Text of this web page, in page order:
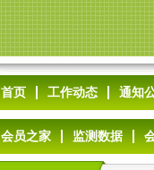
首页 工作动态 通知
会员之家 监测数据